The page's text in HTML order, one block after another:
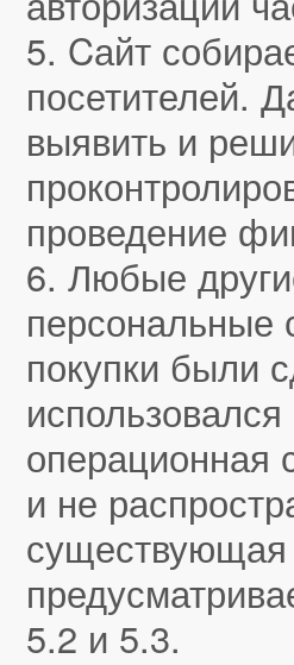
5. Cайт
посетителей.
выявить и
проведение
6. Любые
персональные
покупки были
операционная
и не
существующая
5.2 и 5.3.